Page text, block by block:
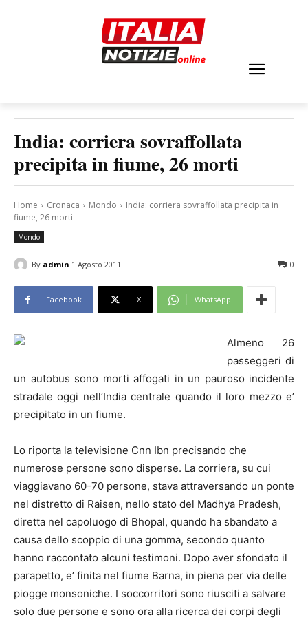
India: corriera sovraffollata
precipita in fiume, 26 morti
Home Cronaca Mondo
India: corriera sovraffollata precipita in
fiume, 26 morti
Mondo
By admin 1 Agosto 2011 0
Facebook X WhatsApp
Almeno 26
passeggeri di
un autobus sono morti affogati in un pauroso incidente
stradale oggi nell’India centrale quando il loro mezzo e’
precipitato in un fiume.
Lo riporta la televisione Cnn Ibn precisando che
numerose persone sono disperse. La corriera, su cui
viaggiavano 60-70 persone, stava attraversando un ponte
nel distretto di Raisen, nello stato del Madhya Pradesh,
diretta nel capoluogo di Bhopal, quando ha sbandato a
causa dello scoppio di una gomma, secondo quanto
hanno raccontato alcuni testimoni. Dopo aver sfondato il
parapetto, e’ finita nel fiume Barna, in piena per via delle
piogge monsoniche. I soccorritori sono riusciti a salvare
solo due persone e sono ora alla ricerca dei corpi degli